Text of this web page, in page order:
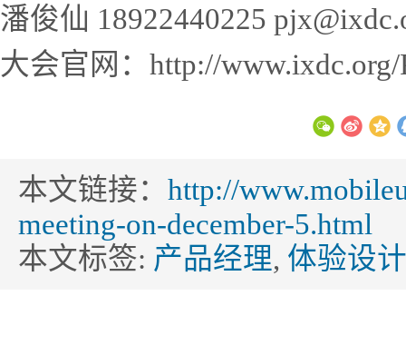
潘俊仙 18922440225
大会官网：http://www.ixdc.org/
本文链接： http://
meeting-on-december-5.html
本文标签: 产品经理, 体验设计